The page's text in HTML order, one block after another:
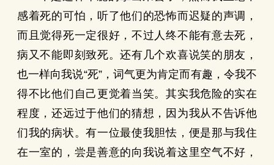
感着死的可怕，听了他们的恐怖而迟疑的声调，
而且觉得死一定很好，不过人终不能有意去死，
病又不能即刻致死。还有几个欢喜说笑的朋友，
也一样向我说“死”，词气更为肯定而有趣，令我不
得不比他们自己更觉着当笑。其实我危险的实在
程度，还远过于他们的猜想，因为我从不告诉他
们我的病状。有一位最使我胆怯，便是那与我住
在一室的，尝是善意的向我说着这里空气不好，